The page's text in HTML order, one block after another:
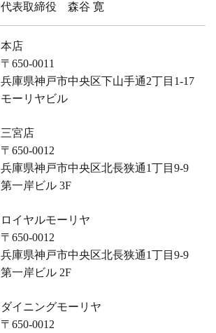
代表取締役 森谷 寛
本店
〒650-0011
兵庫県神戸市中央区下山手通2丁目1-17
モーリヤビル
三宮店
〒650-0012
兵庫県神戸市中央区北長狭通1丁目9-9
第一岸ビル 3F
ロイヤルモーリヤ
〒650-0012
兵庫県神戸市中央区北長狭通1丁目9-9
第一岸ビル 2F
ダイニングモーリヤ
〒650-0012